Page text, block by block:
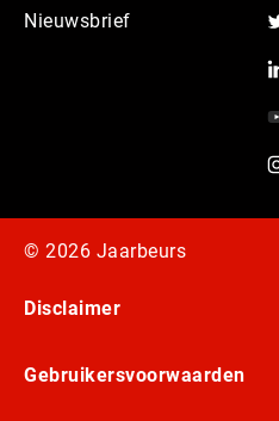
Nieuwsbrief
© 2026 Jaarbeurs
Disclaimer
Gebruikersvoorwaarden